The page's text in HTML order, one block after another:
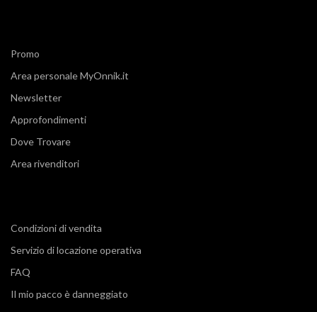
Promo
Area personale MyOnnik.it
Newsletter
Approfondimenti
Dove Trovare
Area rivenditori
Condizioni di vendita
Servizio di locazione operativa
FAQ
Il mio pacco è danneggiato